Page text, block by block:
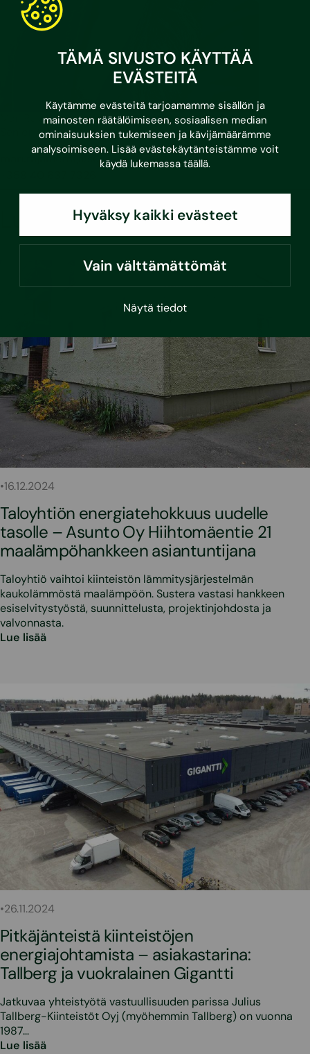
TÄMÄ SIVUSTO KÄYTTÄÄ
EVÄSTEITÄ
Käytämme evästeitä tarjoamamme sisällön ja
mainosten räätälöimiseen, sosiaalisen median
ominaisuuksien tukemiseen ja kävijämäärämme
analysoimiseen. Lisää evästekäytänteistämme voit
käydä lukemassa täällä.
Hyväksy kaikki evästeet
Vain välttämättömät
Näytä tiedot
Mari Rajaniemi
Senior Advisor, taloyhtiöiden energiapalvelut
mari.rajaniemi@sustera.com
Lue myös
•16.12.2024
Taloyhtiön energiatehokkuus uudelle
tasolle – Asunto Oy Hiihtomäentie 21
maalämpöhankkeen asiantuntijana
Taloyhtiö vaihtoi kiinteistön lämmitysjärjestelmän
kaukolämmöstä maalämpöön. Sustera vastasi hankkeen
esiselvitystyöstä, suunnittelusta, projektinjohdosta ja
valvonnasta.
Lue lisää
•26.11.2024
Pitkäjänteistä kiinteistöjen
energiajohtamista – asiakastarina:
Tallberg ja vuokralainen Gigantti
Jatkuvaa yhteistyötä vastuullisuuden parissa Julius
Tallberg-Kiinteistöt Oyj (myöhemmin Tallberg) on vuonna
1987…
Lue lisää